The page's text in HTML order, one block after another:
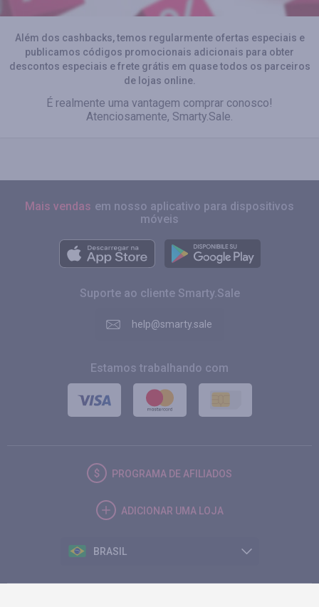
Além dos cashbacks, temos regularmente ofertas especiais e
publicamos códigos promocionais adicionais para obter
descontos especiais e frete grátis em quase todos os parceiros
de lojas online.
É realmente uma vantagem comprar conosco!
Atenciosamente, Smarty.Sale.
Mais vendas em nosso aplicativo para dispositivos
móveis
Suporte ao cliente Smarty.Sale
help@smarty.sale
Estamos trabalhando com
PROGRAMA DE AFILIADOS
ADICIONAR UMA LOJA
BRASIL